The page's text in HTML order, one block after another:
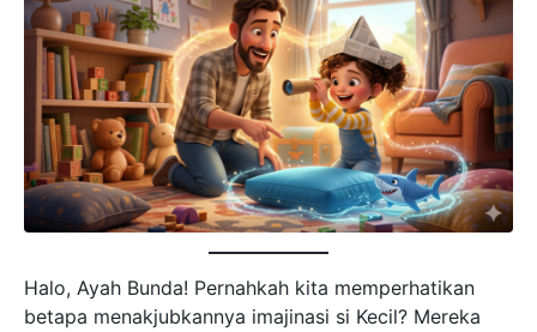
Halo, Ayah Bunda! Pernahkah kita memperhatikan
betapa menakjubkannya imajinasi si Kecil? Mereka